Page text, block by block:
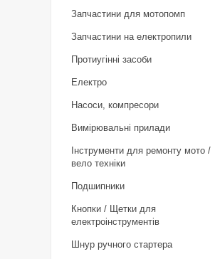
Запчастини для мотопомп
Запчастини на електропили
Протиугінні засоби
Електро
Насоси, компресори
Вимірювальні прилади
Інструменти для ремонту мото /
вело техніки
Подшипники
Кнопки / Щетки для
електроінструментів
Шнур ручного стартера